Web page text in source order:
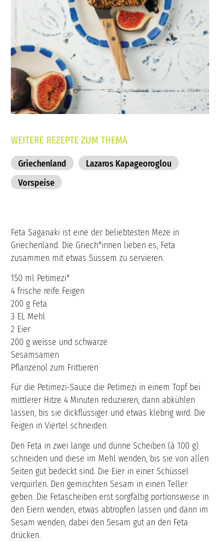
WEITERE REZEPTE ZUM THEMA
Griechenland
Lazaros Kapageoroglou
Vorspeise
Feta Saganaki ist eine der beliebtesten Meze in
Griechenland. Die Griech*innen lieben es, Feta
zusammen mit etwas Süssem zu servieren.
150 ml Petimezi*
4 frische reife Feigen
200 g Feta
3 EL Mehl
2 Eier
200 g weisse und schwarze
Sesamsamen
Pflanzenöl zum Frittieren
Für die Petimezi-Sauce die Petimezi in einem Topf bei
mittlerer Hitze 4 Minuten reduzieren, dann abkühlen
lassen, bis sie dickflüssiger und etwas klebrig wird. Die
Feigen in Viertel schneiden.
Den Feta in zwei lange und dünne Scheiben (à 100 g)
schneiden und diese im Mehl wenden, bis sie von allen
Seiten gut bedeckt sind. Die Eier in einer Schüssel
verquirlen. Den gemischten Sesam in einen Teller
geben. Die Fetascheiben erst sorgfältig portionsweise in
den Eiern wenden, etwas abtropfen lassen und dann im
Sesam wenden, dabei den Sesam gut an den Feta
drücken.